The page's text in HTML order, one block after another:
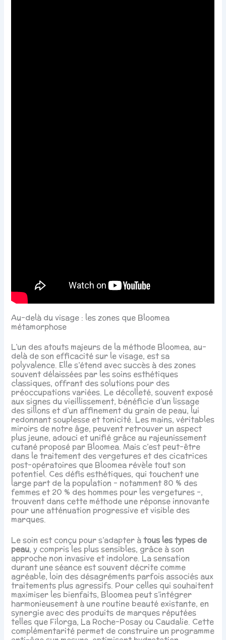
Au-delà du visage : les zones que Bloomea
métamorphose
L’un des atouts majeurs de la méthode Bloomea, au-
delà de son efficacité sur le visage, est sa
polyvalence. Elle s’étend avec succès à des zones
souvent délaissées par les soins esthétiques
classiques, offrant des solutions pour des
préoccupations variées. Le décolleté, souvent exposé
aux signes du vieillissement, bénéficie d’un lissage
des sillons et d’un affinement du grain de peau, lui
redonnant souplesse et tonicité. Les mains, véritables
miroirs de notre âge, peuvent retrouver un aspect
plus jeune, adouci et unifié grâce au rajeunissement
cutané proposé par Bloomea. Mais c’est peut-être
dans le traitement des vergetures et des cicatrices
post-opératoires que Bloomea révèle tout son
potentiel. Ces défis esthétiques, qui touchent une
large part de la population – notamment 80 % des
femmes et 20 % des hommes pour les vergetures –,
trouvent dans cette méthode une réponse innovante
pour une atténuation progressive et visible des
marques.
Le soin est conçu pour s’adapter àtous les types de
peau, y compris les plus sensibles, grâce à son
approche non invasive et indolore. La sensation
durant une séance est souvent décrite comme
agréable, loin des désagréments parfois associés aux
traitements plus agressifs. Pour celles qui souhaitent
maximiser les bienfaits, Bloomea peut s’intégrer
harmonieusement à une routine beauté existante, en
synergie avec des produits de marques réputées
telles que Filorga, La Roche-Posay ou Caudalie. Cette
complémentarité permet de construire un programme